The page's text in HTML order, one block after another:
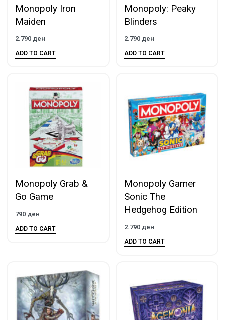
Monopoly Iron
Maiden
2.790 ден
ADD TO CART
Monopoly: Peaky
Blinders
2.790 ден
ADD TO CART
Monopoly Grab &
Go Game
790 ден
ADD TO CART
Monopoly Gamer
Sonic The
Hedgehog Edition
2.790 ден
ADD TO CART